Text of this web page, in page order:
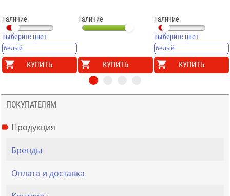
наличие
выберите цвет
КУПИТЬ
наличие
КУПИТЬ
наличие
выберите цвет
КУПИТЬ
ПОКУПАТЕЛЯМ
Продукция
Бренды
Оплата и доставка